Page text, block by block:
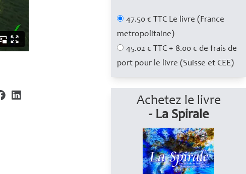
47.50 € TTC Le livre (France
metropolitaine)
45.02 € TTC + 8.00 € de frais de
port pour le livre (Suisse et CEE)
Achetez le livre
- La Spirale